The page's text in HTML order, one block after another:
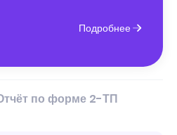
Подробнее
по форме 2-ТП